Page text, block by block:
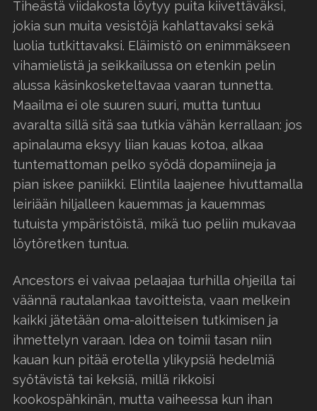
Tiheästä viidakosta löytyy puita kiivettäväksi,
jokia sun muita vesistöjä kahlattavaksi sekä
luolia tutkittavaksi. Eläimistö on enimmäkseen
vihamielistä ja seikkailussa on etenkin pelin
alussa käsinkosketeltavaa vaaran tunnetta.
Maailma ei ole suuren suuri, mutta tuntuu
avaralta sillä sitä saa tutkia vähän kerrallaan: jos
apinalauma eksyy liian kauas kotoa, alkaa
tuntemattoman pelko syödä dopamiineja ja
pian iskee paniikki. Elintila laajenee hivuttamalla
leiriään hiljalleen kauemmas ja kauemmas
tutuista ympäristöistä, mikä tuo peliin mukavaa
löytöretken tuntua.
Ancestors ei vaivaa pelaajaa turhilla ohjeilla tai
väännä rautalankaa tavoitteista, vaan melkein
kaikki jätetään oma-aloitteisen tutkimisen ja
ihmettelyn varaan. Idea on toimii tasan niin
kauan kun pitää erotella ylikypsiä hedelmiä
syötävistä tai keksiä, millä rikkoisi
kookospähkinän, mutta vaiheessa kun ihan